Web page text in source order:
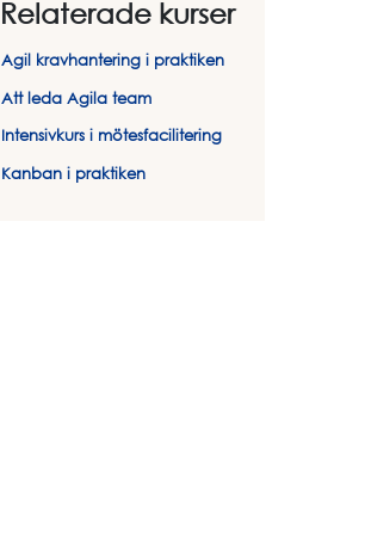
Relaterade kurser
Agil kravhantering i praktiken
Att leda Agila team
Intensivkurs i mötesfacilitering
Kanban i praktiken